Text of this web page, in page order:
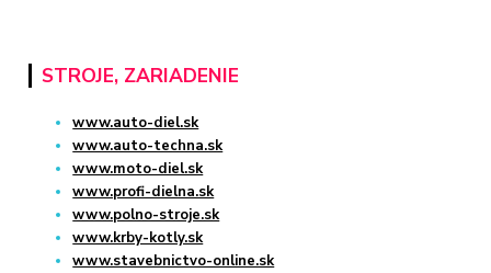
STROJE, ZARIADENIE
www.auto-diel.sk
www.auto-techna.sk
www.moto-diel.sk
www.profi-dielna.sk
www.polno-stroje.sk
www.krby-kotly.sk
www.stavebnictvo-online.sk